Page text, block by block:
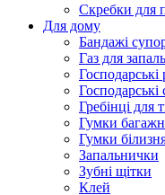
Скребки для
Для дому
Бандажі
Газ для
Господарські
Гребінці для
Гумки
Гумки
Запальнички
Зубні щітки
Клей